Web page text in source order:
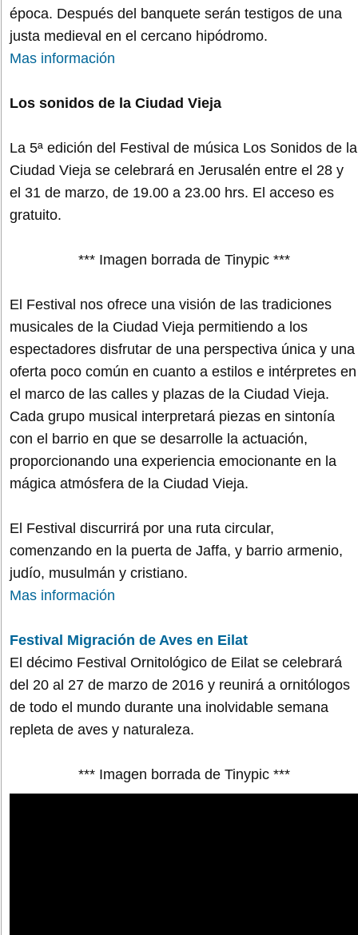
época. Después del banquete serán testigos de una
justa medieval en el cercano hipódromo.
Mas información
Los sonidos de la Ciudad Vieja
La 5ª edición del Festival de música Los Sonidos de la
Ciudad Vieja se celebrará en Jerusalén entre el 28 y
el 31 de marzo, de 19.00 a 23.00 hrs. El acceso es
gratuito.
*** Imagen borrada de Tinypic ***
El Festival nos ofrece una visión de las tradiciones
musicales de la Ciudad Vieja permitiendo a los
espectadores disfrutar de una perspectiva única y una
oferta poco común en cuanto a estilos e intérpretes en
el marco de las calles y plazas de la Ciudad Vieja.
Cada grupo musical interpretará piezas en sintonía
con el barrio en que se desarrolle la actuación,
proporcionando una experiencia emocionante en la
mágica atmósfera de la Ciudad Vieja.
El Festival discurrirá por una ruta circular,
comenzando en la puerta de Jaffa, y barrio armenio,
judío, musulmán y cristiano.
Mas información
Festival Migración de Aves en Eilat
El décimo Festival Ornitológico de Eilat se celebrará
del 20 al 27 de marzo de 2016 y reunirá a ornitólogos
de todo el mundo durante una inolvidable semana
repleta de aves y naturaleza.
*** Imagen borrada de Tinypic ***